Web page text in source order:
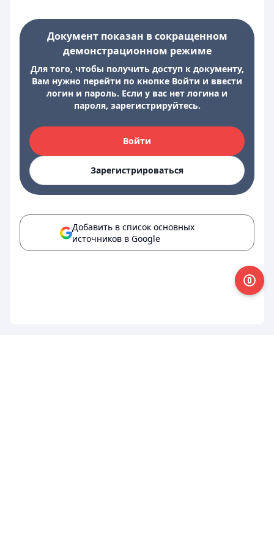
Документ показан в сокращенном
демонстрационном режиме
Для того, чтобы получить доступ к документу,
Вам нужно перейти по кнопке Войти и ввести
логин и пароль. Если у вас нет логина и
пароля, зарегистрируйтесь.
Войти
Зарегистрироваться
Добавить в список основных
источников в Google